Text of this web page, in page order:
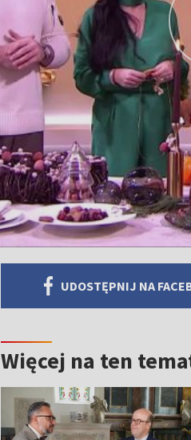
UDOSTĘPNIJ NA
Więcej na ten